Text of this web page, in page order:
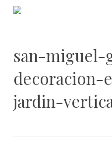
Skip
san-miguel-
decoracion-
jardin-